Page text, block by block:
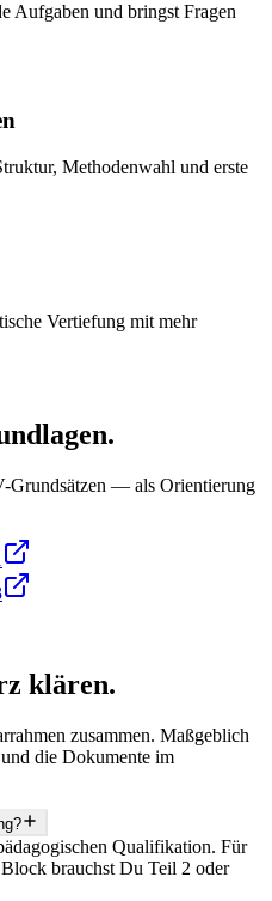
Aufgaben und bringst Fragen
Methodenwahl und erste
Vertiefung mit mehr
Grundsätzen — als Orientierung
klären.
zusammen. Maßgeblich
die Dokumente im
Qualifikation. Für
brauchst Du Teil 2 oder